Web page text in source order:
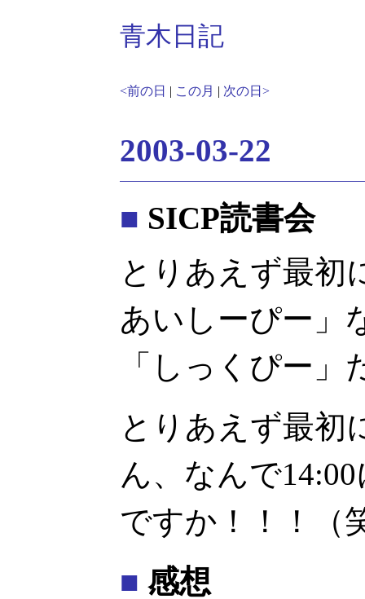
青木日記
<前の日 | この月 | 次の日>
2003-03-22
■ SICP読書会
とりあえず最初
あいしーぴー」
「しっくぴー
とりあえず最初
ん、なんで
ですか！！！（
■ 感想